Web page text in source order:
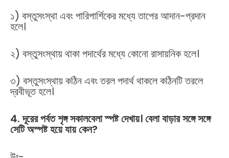
১) বস্তুসংস্থা এবং পারিপার্শিকের মধ্যে তাপের আদান-প্রদান
হলে।
২) বস্তুসংস্থায় থাকা পদার্থের মধ্যে কোনো রাসায়নিক হলে।
৩) বস্তুসংস্থায় কঠিন এবং তরল পদার্থ থাকলে কঠিনটি তরলে
দ্রবীভূত হলে।
4. দূরের পর্বত শৃঙ্গ সকালবেলা স্পষ্ট দেখায়। বেলা বাড়ার সঙ্গে সঙ্গে
সেটি অস্পষ্ট হয়ে যায় কেন?